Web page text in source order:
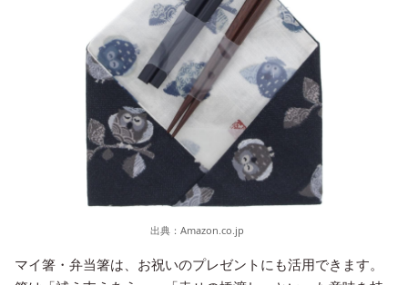
出典： Amazon.co.jp
マイ箸・弁当箸は、お祝いのプレゼントにも活用できます。